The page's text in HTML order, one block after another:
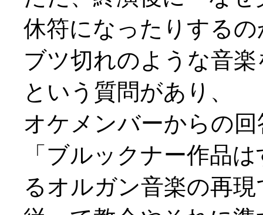
休符になったりするの
ブツ切れのような音
という質問があり、
オケメンバーからの回
「ブルックナー作品
るオルガン音楽の再